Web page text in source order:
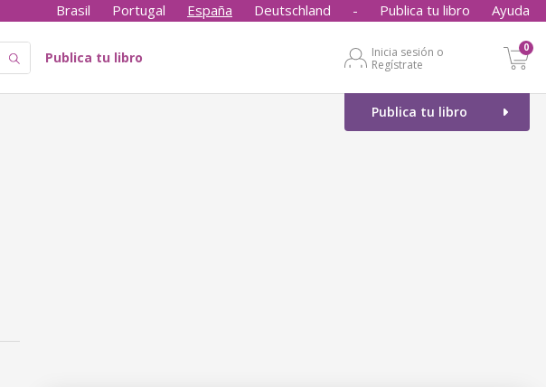
Brasil Portugal España Deutschland - Publica tu libro Ayuda
Publica tu libro
Inicia sesión o
Regístrate
0
Publica tu libro